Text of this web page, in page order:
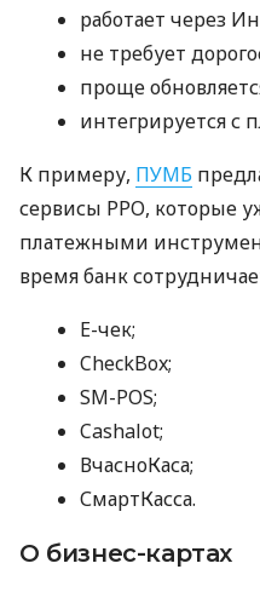
работает через
не требует
проще
интегрируется
К примеру, ПУМБ
сервисы РРО, которые
платежными
время банк
E-чек;
CheckBox;
SM-POS;
Cashalot;
ВчасноКаса;
СмартКасса.
О бизнес-картах